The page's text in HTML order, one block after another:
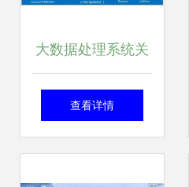
大数据处理系统关
键层次架构
查看详情